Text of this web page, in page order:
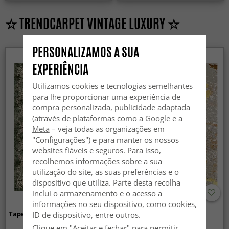
☆ TRENDCARPET VINTAGE LUXURY ☆
Tapete Wilton - Taknis (verde)
Tapete Wilton - Elena
PERSONALIZAMOS A SUA
EXPERIÊNCIA
Utilizamos cookies e tecnologias semelhantes
para lhe proporcionar uma experiência de
compra personalizada, publicidade adaptada
(através de plataformas como a Googlee a
Meta – veja todas as organizações em
"Configurações") e para manter os nossos
websites fiáveis e seguros. Para isso,
recolhemos informações sobre a sua
utilização do site, as suas preferências e o
dispositivo que utiliza. Parte desta recolha
inclui o armazenamento e o acesso a
informações no seu dispositivo, como cookies,
ID de dispositivo, entre outros.